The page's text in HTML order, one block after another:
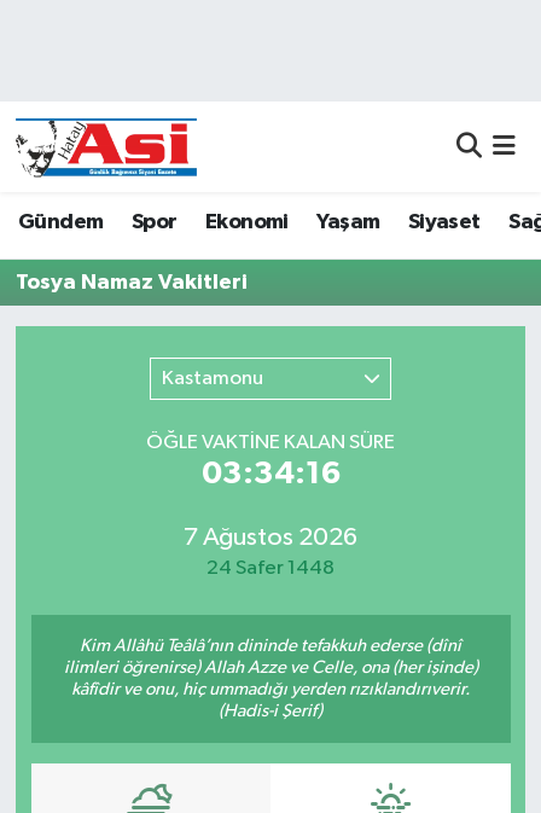
Gündem Spor Ekonomi Yaşam Siyaset
Tosya Namaz Vakitleri
Kastamonu
ÖĞLE VAKTİNE KALAN SÜRE
03:34:16
7 Ağustos 2026
24 Safer 1448
Kim Allâhü Teâlâ’nın dininde tefakkuh ederse (dînî
ilimleri öğrenirse) Allah Azze ve Celle, ona (her işinde)
kâfîdir ve onu, hiç ummadığı yerden rızıklandırıverir.
(Hadis-i Şerif)
Dünya
Eğitim
Ekonomi
Magazin
Teknoloji
Hava Durumu
Namaz Vakitleri
Trafik Durumu
Tüm Manşetler
Son Dakika Haberleri